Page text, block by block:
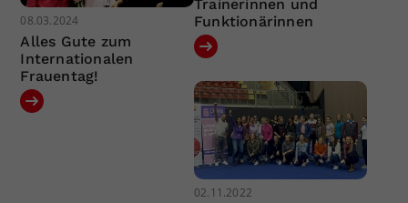
08.03.2024
Alles Gute zum
Internationalen
Frauentag!
Trainerinnen und
Funktionärinnen
02.11.2022